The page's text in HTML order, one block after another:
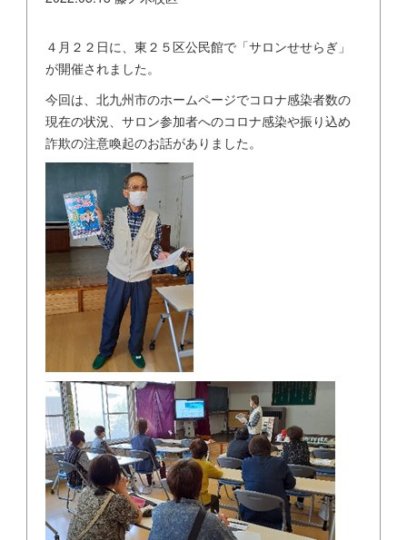
４月２２日に、東２５区公民館で「サロンせせらぎ」
が開催されました。
今回は、北九州市のホームページでコロナ感染者数の
現在の状況、サロン参加者へのコロナ感染や振り込め
詐欺の注意喚起のお話がありました。